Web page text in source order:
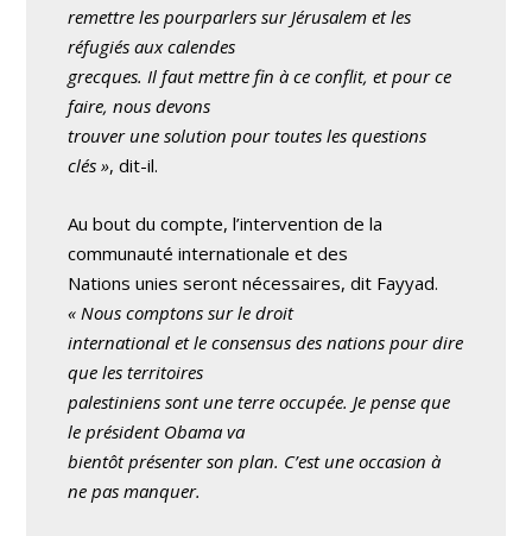
remettre les pourparlers sur Jérusalem et les
réfugiés aux calendes
grecques. Il faut mettre fin à ce conflit, et pour ce
faire, nous devons
trouver une solution pour toutes les questions
clés », dit-il.
Au bout du compte, l’intervention de la
communauté internationale et des
Nations unies seront nécessaires, dit Fayyad.
« Nous comptons sur le droit
international et le consensus des nations pour dire
que les territoires
palestiniens sont une terre occupée. Je pense que
le président Obama va
bientôt présenter son plan. C’est une occasion à
ne pas manquer.